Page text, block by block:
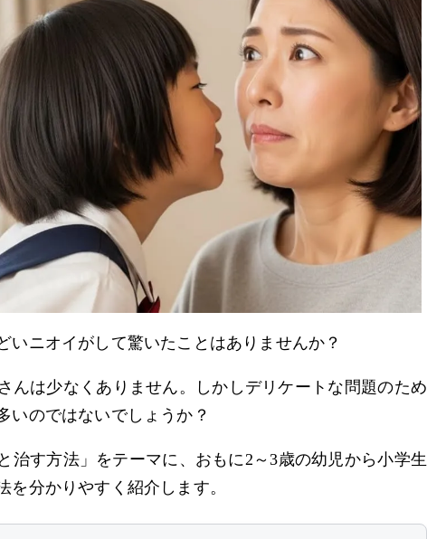
いニオイがして驚いたことはありませんか？
んは少なくありません。しかしデリケートな問題のため
いのではないでしょうか？
治す方法」をテーマに、おもに2～3歳の幼児から小学生
分かりやすく紹介します。